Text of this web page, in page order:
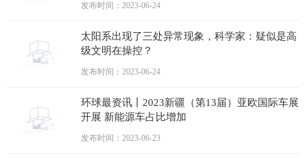
发布时间：2023-06-24
太阳系出现了三处异常现象，科学家：疑似是高
级文明在操控？
发布时间：2023-06-24
环球最资讯丨2023新疆（第13届）亚欧国际车展
开展 新能源车占比增加
发布时间：2023-06-23